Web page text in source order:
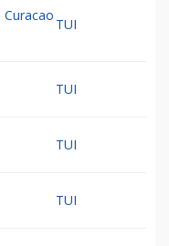
Curacao
TUI
TUI
TUI
TUI